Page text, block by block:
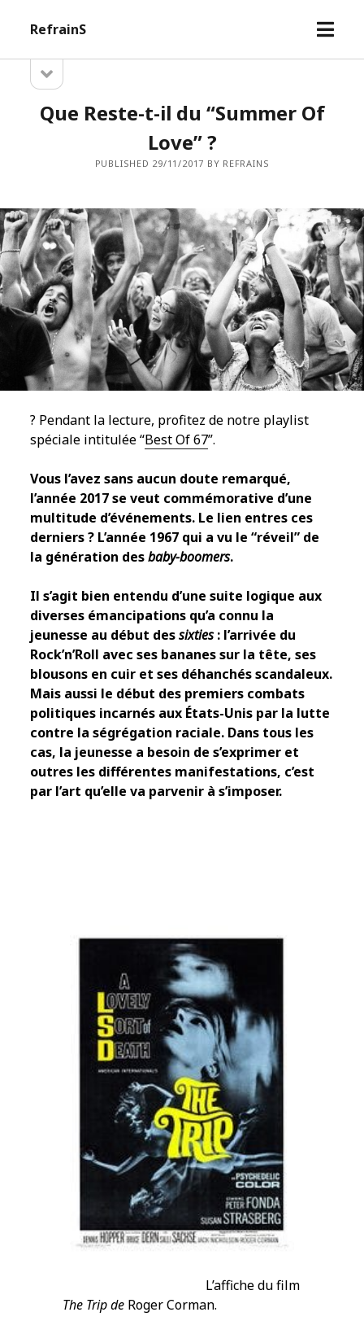
RefrainS
open
Sidebarsidebar
Que Reste-t-il du “Summer Of
Love” ?
PUBLISHED 29/11/2017 BY REFRAINS
? Pendant la lecture, profitez de notre playlist
spéciale intitulée “Best Of 67”.
Vous l’avez sans aucun doute remarqué,
l’année 2017 se veut commémorative d’une
multitude d’événements. Le lien entres ces
derniers ? L’année 1967 qui a vu le “réveil” de
la génération desbaby-boomers.
Il s’agit bien entendu d’une suite logique aux
diverses émancipations qu’a connu la
jeunesse au début dessixties: l’arrivée du
Rock’n’Roll avec ses bananes sur la tête, ses
blousons en cuir et ses déhanchés scandaleux.
Mais aussi le début des premiers combats
politiques incarnés aux États-Unis par la lutte
contre la ségrégation raciale. Dans tous les
cas, la jeunesse a besoin de s’exprimer et
outres les différentes manifestations, c’est
par l’art qu’elle va parvenir à s’imposer.
L’affiche du film
The Trip de Roger Corman.